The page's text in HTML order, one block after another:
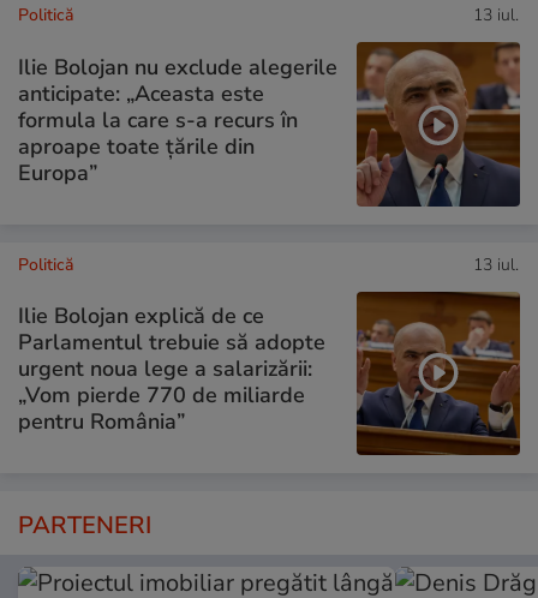
Politică 13 iul.
Ilie Bolojan nu exclude alegerile
anticipate: „Aceasta este
formula la care s-a recurs în
aproape toate ţările din
Europa”
Politică 13 iul.
Ilie Bolojan explică de ce
Parlamentul trebuie să adopte
urgent noua lege a salarizării:
„Vom pierde 770 de miliarde
pentru România”
PARTENERI